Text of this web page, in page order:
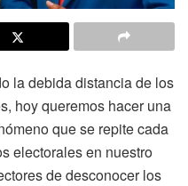
la debida distancia de los
hoy queremos hacer una
que se repite cada
electorales en nuestro
de desconocer los